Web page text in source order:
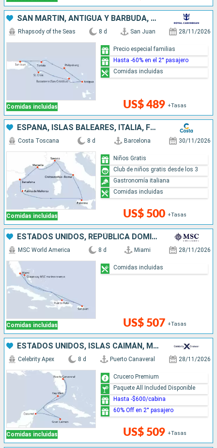
SAN MARTÍN, ANTIGUA Y BARBUDA, PUERTO RICO
Comidas incluidas
Rhapsody of the Seas 8 d San Juan 28/11/2026
US$ 489 +Tasas
Precio especial familias
Hasta -60% en el 2° pasajero
Comidas incluidas
ESPAÑA, ISLAS BALEARES, ITALIA, FRANCIA
Comidas incluidas
Costa Toscana 8 d Barcelona 30/11/2026
US$ 500 +Tasas
Niños Gratis
Club de niños gratis desde los 3
Gastronomía italiana
Comidas incluidas
ESTADOS UNIDOS, REPÚBLICA DOMINICANA, PUERTO RICO, BAHAMAS
Comidas incluidas
MSC World America 8 d Miami 28/11/2026
US$ 507 +Tasas
Comidas incluidas
ESTADOS UNIDOS, ISLAS CAIMÁN, MÉXICO
Comidas incluidas
Celebrity Apex 8 d Puerto Canaveral 28/11/2026
US$ 509 +Tasas
Crucero Premium
Paquete All Included Disponible
Hasta -$600/cabina
60% Off en 2° pasajero